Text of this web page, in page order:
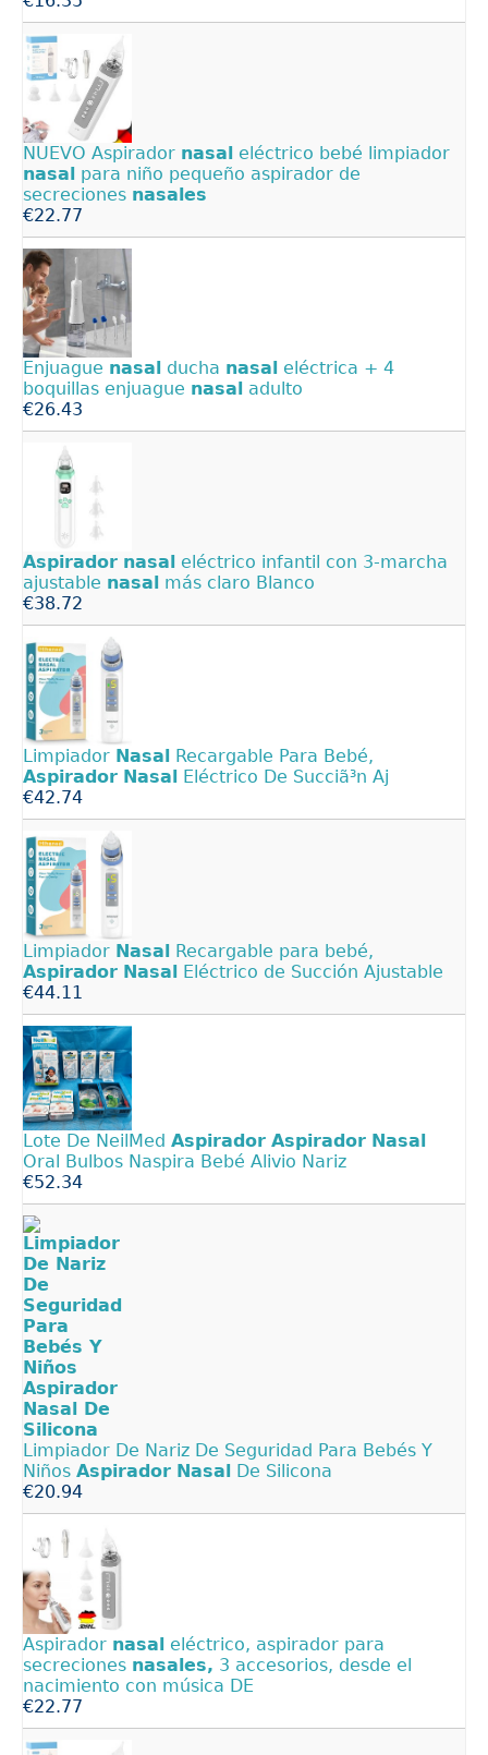
NUEVO Aspirador nasal eléctrico bebé limpiador
nasal para niño pequeño aspirador de
secreciones nasales
€22.77
Enjuague nasal ducha nasal eléctrica + 4
boquillas enjuague nasal adulto
€26.43
Aspirador nasal eléctrico infantil con 3-marcha
ajustable nasal más claro Blanco
€38.72
Limpiador Nasal
Recargable Para Bebé,
Aspirador Nasal
Eléctrico De Succiã³n Aj
€42.74
Limpiador Nasal Recargable para bebé,
Aspirador Nasal Eléctrico de Succión Ajustable
€44.11
Lote De NeilMed Aspirador Aspirador Nasal
Oral Bulbos Naspira Bebé Alivio Nariz
€52.34
Limpiador De Nariz De Seguridad Para Bebés Y
Niños Aspirador Nasal De Silicona
€20.94
Aspirador nasal eléctrico, aspirador para
secreciones nasales, 3 accesorios, desde el
nacimiento con música DE
€22.77